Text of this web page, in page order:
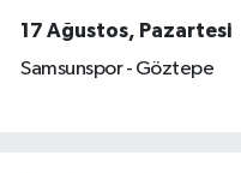
17 Ağustos, Pazartesi
Samsunspor - Göztepe